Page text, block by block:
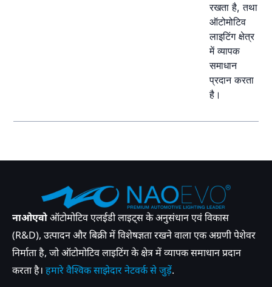
रखता है, तथा
ऑटोमोटिव
लाइटिंग क्षेत्र
में व्यापक
समाधान
प्रदान करता
है।
नाओएवोऑटोमोटिव एलईडी लाइट्स के अनुसंधान एवं विकास
(R&D), उत्पादन और बिक्री में विशेषज्ञता रखने वाला एक अग्रणी पेशेवर
निर्माता है, जो ऑटोमोटिव लाइटिंग के क्षेत्र में व्यापक समाधान प्रदान
करता है। हमारे वैश्विक साझेदार नेटवर्क से जुड़ें.